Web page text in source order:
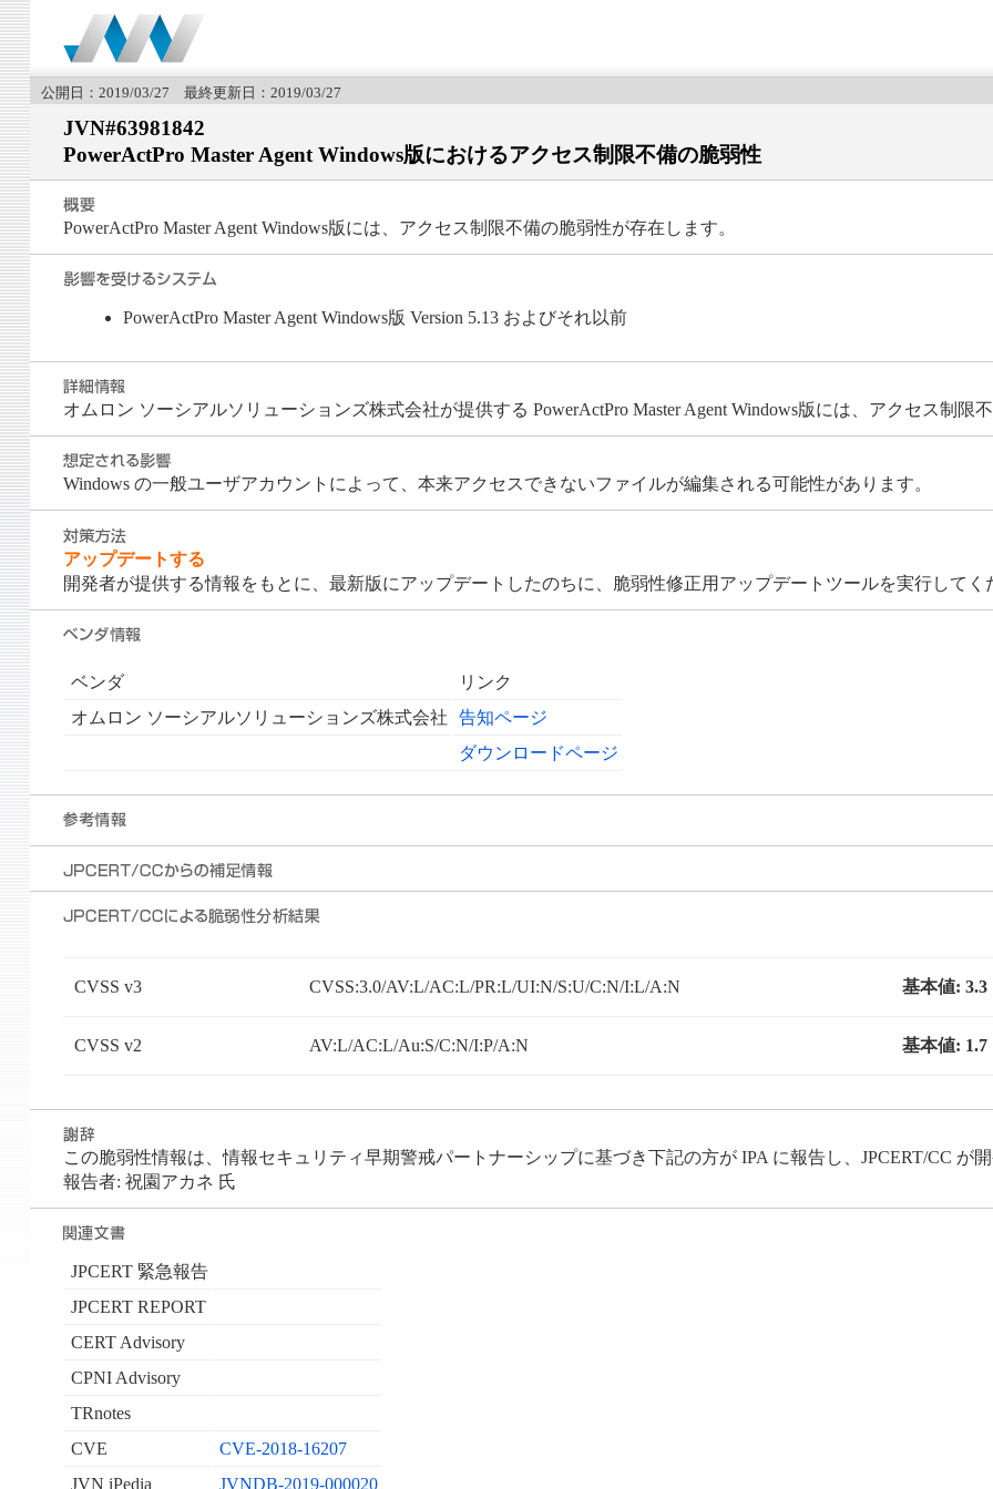
公開日：2019/03/27 最終更新日：2019/03/27
JVN#63981842
PowerActPro Master Agent Windows版におけるアクセス制限不備の脆弱性
PowerActPro Master Agent Windows版には、アクセス制限不備の脆弱性が存在します。
PowerActPro Master Agent Windows版 Version 5.13 およびそれ以前
オムロン ソーシアルソリューションズ株式会社が提供する PowerActPro Master Agent Windows版には、アクセス制限
Windows の一般ユーザアカウントによって、本来アクセスできないファイルが編集される可能性があります。
アップデートする
開発者が提供する情報をもとに、最新版にアップデートしたのちに、脆弱性修正用アップデートツールを実行してく
ベンダ
リンク
オムロン ソーシアルソリューションズ株式会社
告知ページ
ダウンロードページ
CVSS v3 CVSS:3.0/AV:L/AC:L/PR:L/UI:N/S:U/C:N/I:L/A:N 基本値: 3.3
CVSS v2 AV:L/AC:L/Au:S/C:N/I:P/A:N 基本値: 1.7
この脆弱性情報は、情報セキュリティ早期警戒パートナーシップに基づき下記の方が IPA に報告し、JPCERT/CC が
報告者: 祝園アカネ 氏
JPCERT 緊急報告
JPCERT REPORT
CERT Advisory
CPNI Advisory
TRnotes
CVE
CVE-2018-16207
JVN iPedia
JVNDB-2019-000020